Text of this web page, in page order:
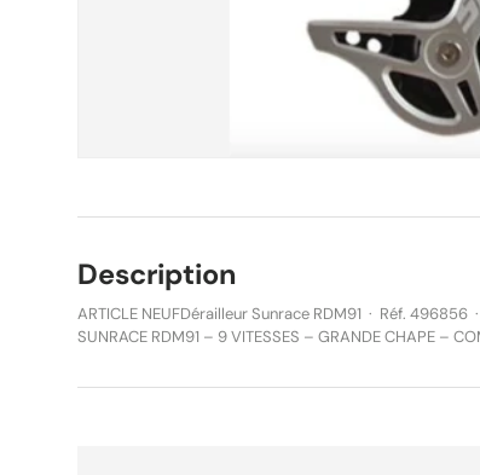
Description
ARTICLE NEUFDérailleur Sunrace RDM91 · Réf. 496856 · Sunrace DÉRAILLEUR
SUNRACE RDM91 – 9 VITESSES – GRANDE CHAPE –
9 vitesses, grande chape longue SGS, fixation à visser,